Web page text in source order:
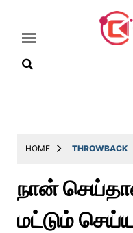
Latest
Throwback
Television
HOME THROWBACK
நான்
மட்டும்